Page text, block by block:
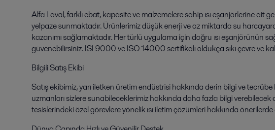
Alfa Laval, farklı ebat, kapasite ve malzemelere sahip ısı eşanjörlerine ait
yelpaze sunmaktadır. Ürünlerimiz düşük enerji ve az miktarda su
kazanımı sağlamaktadır. Her türlü uygulama için doğru ısı eşanjörünün
güvenebilirsiniz. ISI 9000 ve ISO 14000 sertifikalı oldukça sıkı çevre ve
Bilgili Satış Ekibi
Satış ekibimiz, yarı iletken üretim endüstrisi hakkında derin bilgi ve
uzmanları sizlere sunabileceklerimiz hakkında daha fazla bilgi verebilecek
tesislerindeki özel görevlere yönelik ısı iletim çözümleri hakkında